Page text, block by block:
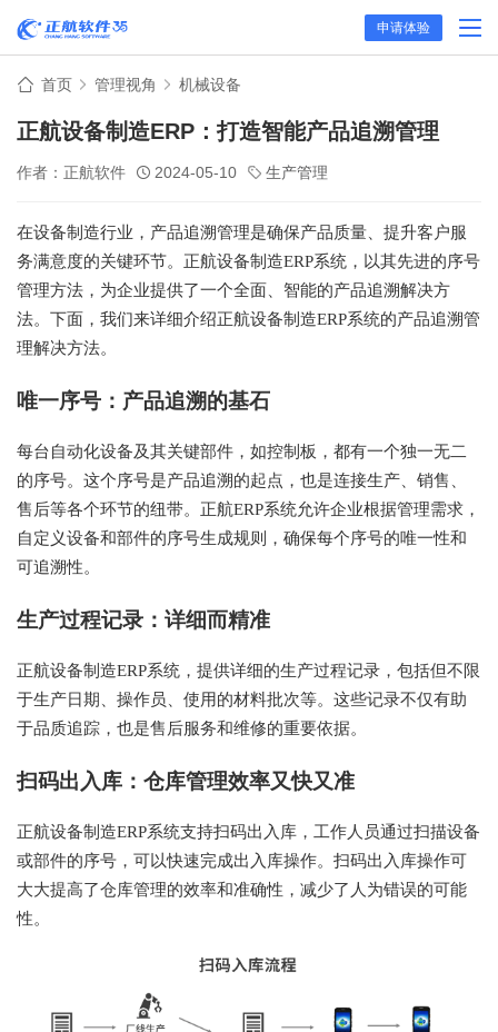
申请体验
首页 管理视角 机械设备
正航设备制造ERP：打造智能产品追溯管理
作者：正航软件 2024-05-10 生产管理
在设备制造行业，产品追溯管理是确保产品质量、提升客户服
务满意度的关键环节。正航设备制造ERP系统，以其先进的序号
管理方法，为企业提供了一个全面、智能的产品追溯解决方
法。下面，我们来详细介绍正航设备制造ERP系统的产品追溯管
理解决方法。
唯一序号：产品追溯的基石
每台自动化设备及其关键部件，如控制板，都有一个独一无二
的序号。这个序号是产品追溯的起点，也是连接生产、销售、
售后等各个环节的纽带。正航ERP系统允许企业根据管理需求，
自定义设备和部件的序号生成规则，确保每个序号的唯一性和
可追溯性。
生产过程记录：详细而精准
正航设备制造ERP系统，提供详细的生产过程记录，包括但不限
于生产日期、操作员、使用的材料批次等。这些记录不仅有助
于品质追踪，也是售后服务和维修的重要依据。
扫码出入库：仓库管理效率又快又准
正航设备制造ERP系统支持扫码出入库，工作人员通过扫描设备
或部件的序号，可以快速完成出入库操作。扫码出入库操作可
大大提高了仓库管理的效率和准确性，减少了人为错误的可能
性。